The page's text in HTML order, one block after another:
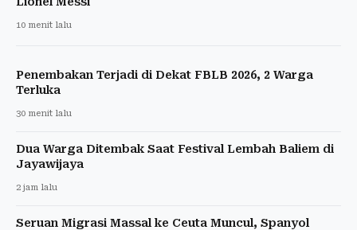
10 menit lalu
Penembakan Terjadi di Dekat FBLB 2026, 2 Warga
Terluka
30 menit lalu
Dua Warga Ditembak Saat Festival Lembah Baliem di
Jayawijaya
2 jam lalu
Seruan Migrasi Massal ke Ceuta Muncul, Spanyol